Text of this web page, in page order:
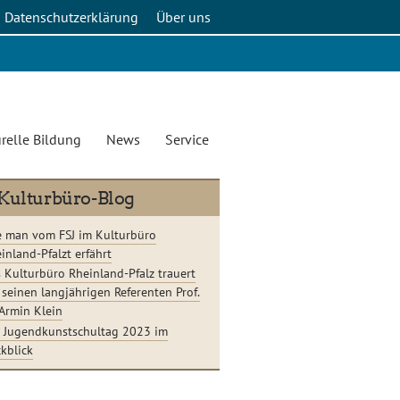
Über uns
Datenschutzerklärung
Bildung News Service
Blog
man vom FSJ im Kulturbüro
Pfalzt erfährt
Kulturbüro Rheinland-Pfalz trauert
langjährigen Referenten Prof.
Klein
Jugendkunstschultag 2023 im